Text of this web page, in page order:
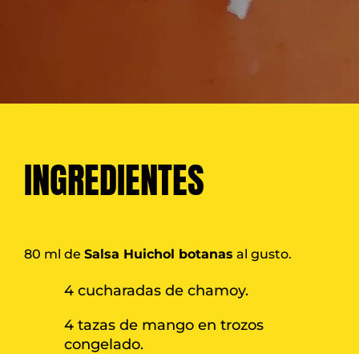
INGREDIENTES
80 ml de Salsa Huichol botanas al gusto.
4 cucharadas de chamoy.
4 tazas de mango en trozos
congelado.